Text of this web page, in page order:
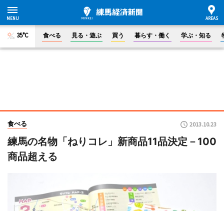
35°C 食べる 見る・遊ぶ 買う 暮らす・働く 学ぶ・知る
食べる 2013.10.23
練馬の名物「ねりコレ」新商品11品決定－100
商品超える